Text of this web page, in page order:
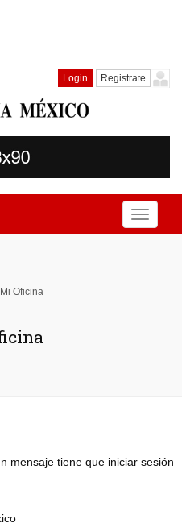
Login Registrate
Toggle
Mi Oficina
mensaje tiene que iniciar sesión